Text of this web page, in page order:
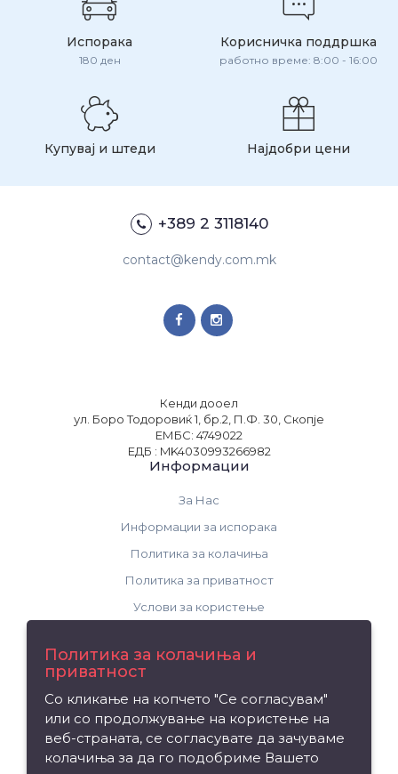
Испорака
180 ден
Корисничка поддршка
работно време: 8:00 - 16:00
Купувај и штеди Најдобри цени
+389 2 3118140
contact@kendy.com.mk
Кенди дооел
ул. Боро Тодоровиќ 1, бр.2, П.Ф. 30, Скопје
ЕМБС: 4749022
ЕДБ : MK4030993266982
Информации
За Нас
Информации за испорака
Политика за колачиња
Политика за приватност
Услови за користење
Рекламација на производ
Мапа на сајтот
Издвојуваме
Политика за колачиња и
приватност
Со кликање на копчето "Се согласувам"
или со продолжување на користење на
веб-страната, се согласувате да зачуваме
колачиња за да го подобриме Вашето